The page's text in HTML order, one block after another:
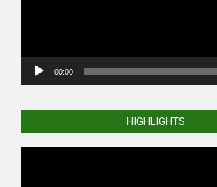
00:00
HIGHLIGHTS